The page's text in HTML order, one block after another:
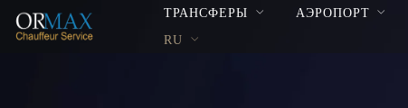
ТРАНСФЕРЫ АЭРОПОРТ
RU